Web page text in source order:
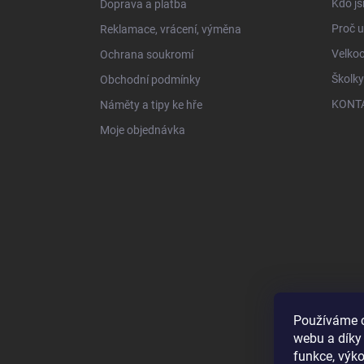
Používáme
webu a
funkce,
Doprava a platba
Reklamace, vrácení, výměna
Ochrana soukromí
Obchodní podmínky
Náměty a tipy ke hře
Moje objednávka
Kdo
Proč